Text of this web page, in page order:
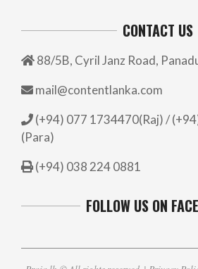
CONTACT US
88/5B, Cyril Janz Road,
mail@contentlanka.com
(+94) 077 1734470(Raj) /
(Para)
(+94) 038 224 0881
FOLLOW US ON